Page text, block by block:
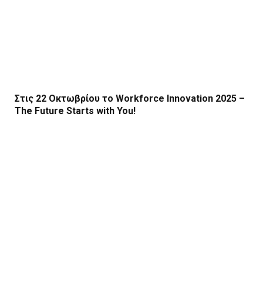
Στις 22 Οκτωβρίου το Workforce Innovation 2025 –
The Future Starts with You!